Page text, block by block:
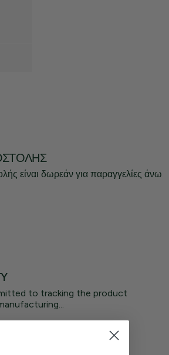
είναι δωρεάν για παραγγελίες άνω
to tracking the product